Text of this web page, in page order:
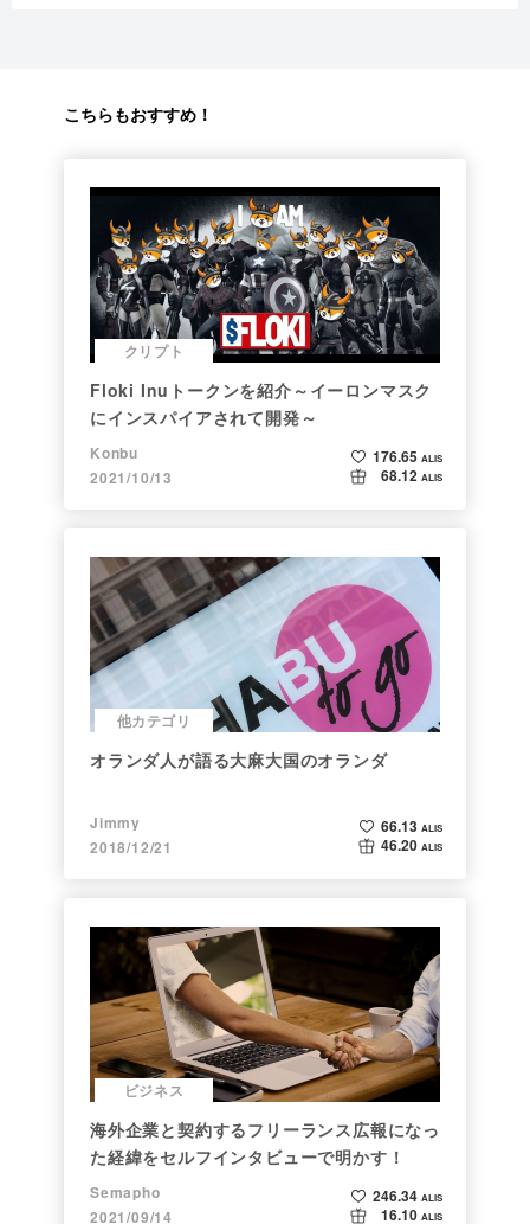
こちらもおすすめ！
クリプト
Floki Inuトークンを紹介～イーロンマスク
にインスパイアされて開発～
Konbu
2021/10/13
176.65 ALIS
68.12 ALIS
他カテゴリ
オランダ人が語る大麻大国のオランダ
Jimmy
2018/12/21
66.13 ALIS
46.20 ALIS
ビジネス
海外企業と契約するフリーランス広報になっ
た経緯をセルフインタビューで明かす！
Semapho
2021/09/14
246.34 ALIS
16.10 ALIS